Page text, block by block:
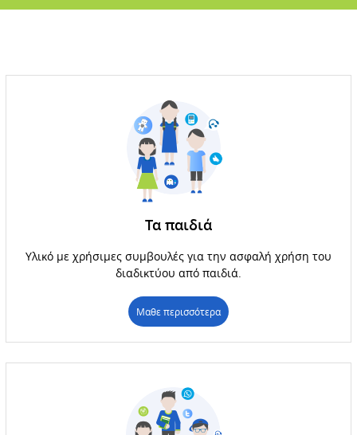
Τα παιδιά
Υλικό με χρήσιμες συμβουλές για την ασφαλή χρήση του
διαδικτύου από παιδιά.
Μαθε περισσότερα